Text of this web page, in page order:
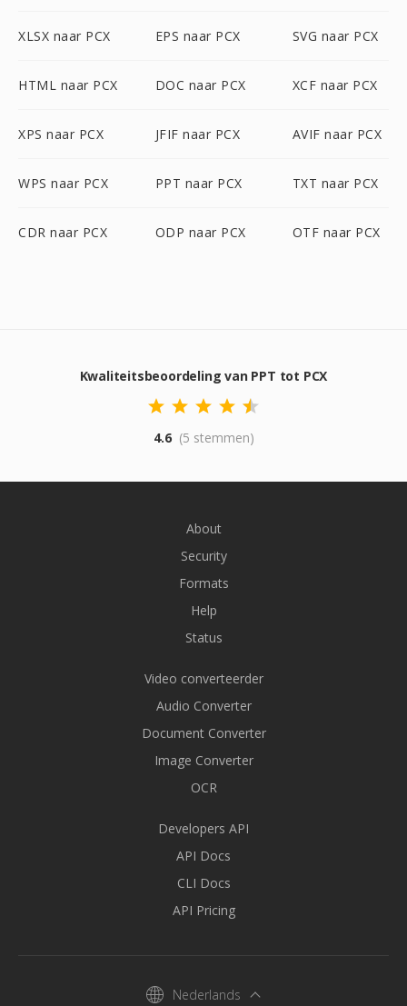
XLSX naar PCX EPS naar PCX SVG naar PCX
HTML naar PCX DOC naar PCX XCF naar PCX
XPS naar PCX JFIF naar PCX AVIF naar PCX
WPS naar PCX PPT naar PCX TXT naar PCX
CDR naar PCX ODP naar PCX OTF naar PCX
Kwaliteitsbeoordeling van PPT tot PCX
4.6 (5 stemmen)
About
Security
Formats
Help
Status
Video converteerder
Audio Converter
Document Converter
Image Converter
OCR
Developers API
API Docs
CLI Docs
API Pricing
Nederlands